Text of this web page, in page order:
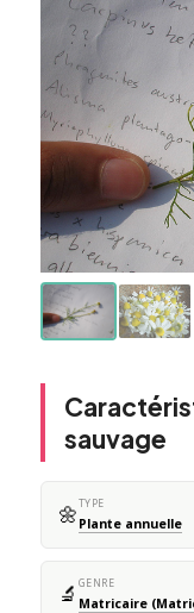
sauvage
🌼TYPE
Plante annuelle
🔬 GENRE
Matricaire